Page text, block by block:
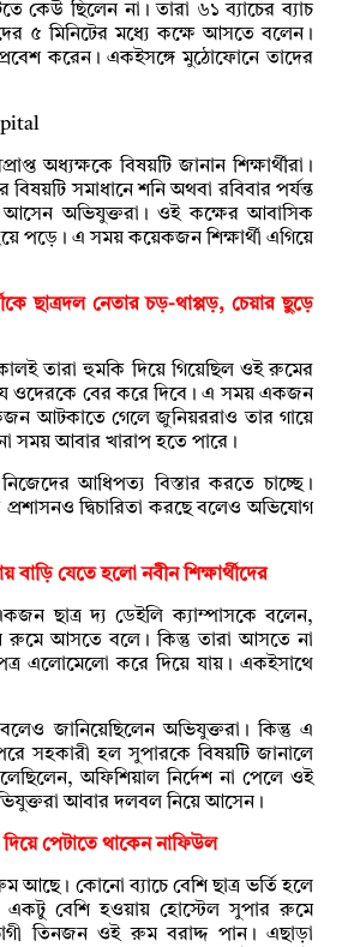
কেউ ছিলেন না। তারা ৬১ ব্যাচের ব্যাচ
৫ মিনিটের মধ্যে কক্ষে আসতে বলেন।
করেন। একইসঙ্গে মুঠোফোনে তাদের
অধ্যক্ষকে বিষয়টি জানান শিক্ষার্থীরা।
সমাধানে শনি অথবা রবিবার পর্যন্ত
অভিযুক্তরা। ওই কক্ষের আবাসিক
পড়ে। এ সময় কয়েকজন শিক্ষার্থী এগিয়ে
ছাত্রদল নেতার চড়-থাপ্পড়, চেয়ার ছুড়ে
তারা হুমকি দিয়ে গিয়েছিল ওই রুমের
ওদেরকে বের করে দিবে। এ সময় একজন
আটকাতে গেলে জুনিয়ররাও তার গায়ে
সময় আবার খারাপ হতে পারে।
আধিপত্য বিস্তার করতে চাচ্ছে।
দ্বিচারিতা করছে বলেও অভিযোগ
যেতে হলো নবীন শিক্ষার্থীদের
ছাত্র দ্য ডেইলি ক্যাম্পাসকে বলেন,
রুমে আসতে বলে। কিন্তু তারা আসতে না
এলোমেলো করে দিয়ে যায়। একইসাথে
জানিয়েছিলেন অভিযুক্তরা। কিন্তু এ
সহকারী হল সুপারকে বিষয়টি জানালে
অফিশিয়াল নির্দেশ না পেলে ওই
আবার দলবল নিয়ে আসেন।
পেটাতে থাকেন নাফিউল
আছে। কোনো ব্যাচে বেশি ছাত্র ভর্তি হলে
একটু বেশি হওয়ায় হোস্টেল সুপার রুমে
তিনজন ওই রুম বরাদ্দ পান। এছাড়া